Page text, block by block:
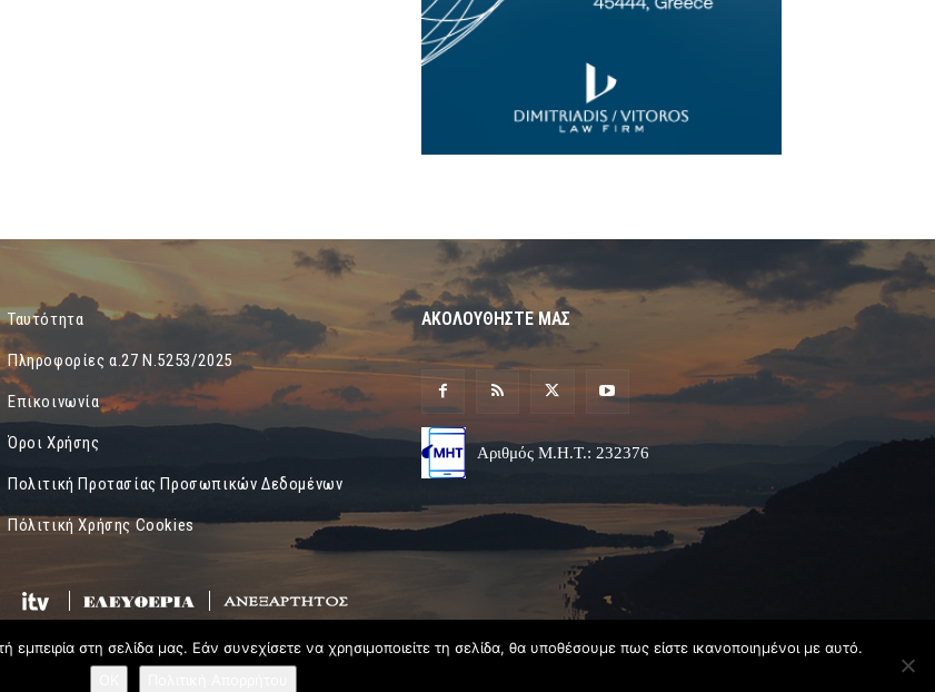
Ταυτότητα
Πληροφορίες α.27 Ν.5253/2025
Επικοινωνία
Όροι Χρήσης
Πολιτική Προτασίας Προσωπικών Δεδομένων
Πόλιτική Χρήσης Cookies
ΑΚΟΛΟΥΘΗΣΤΕ ΜΑΣ
Αριθμός Μ.Η.Τ.: 232376
στη σελίδα μας. Εάν συνεχίσετε να χρησιμοποιείτε τη σελίδα, θα υποθέσουμε πως είστε ικανοποιημένοι με αυτό.